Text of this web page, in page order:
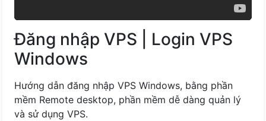
Đan Mạch
Romania
Đăng nhập VPS | Login VPS
Windows
Hướng dẫn đăng nhập VPS Windows, bằng phần
mềm Remote desktop, phần mềm dễ dàng quản lý
và sử dụng VPS.